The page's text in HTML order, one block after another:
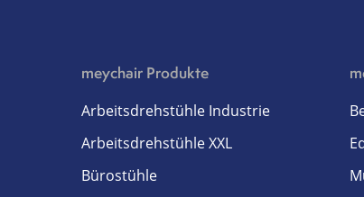
meychair Produkte
Arbeitsdrehstühle Industrie
Arbeitsdrehstühle XXL
Bürostühle